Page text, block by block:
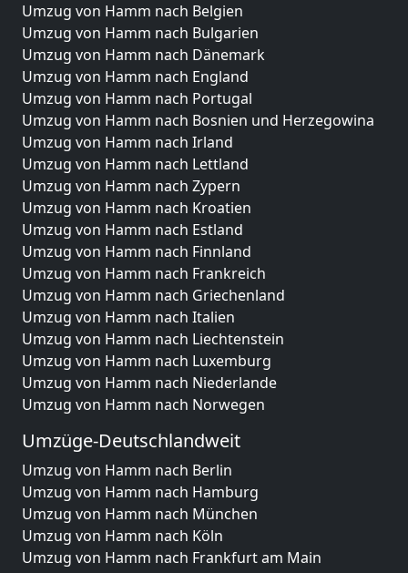
Umzug von Hamm nach Belgien
Umzug von Hamm nach Bulgarien
Umzug von Hamm nach Dänemark
Umzug von Hamm nach England
Umzug von Hamm nach Portugal
Umzug von Hamm nach Bosnien und Herzegowina
Umzug von Hamm nach Irland
Umzug von Hamm nach Lettland
Umzug von Hamm nach Zypern
Umzug von Hamm nach Kroatien
Umzug von Hamm nach Estland
Umzug von Hamm nach Finnland
Umzug von Hamm nach Frankreich
Umzug von Hamm nach Griechenland
Umzug von Hamm nach Italien
Umzug von Hamm nach Liechtenstein
Umzug von Hamm nach Luxemburg
Umzug von Hamm nach Niederlande
Umzug von Hamm nach Norwegen
Umzüge-Deutschlandweit
Umzug von Hamm nach Berlin
Umzug von Hamm nach Hamburg
Umzug von Hamm nach München
Umzug von Hamm nach Köln
Umzug von Hamm nach Frankfurt am Main